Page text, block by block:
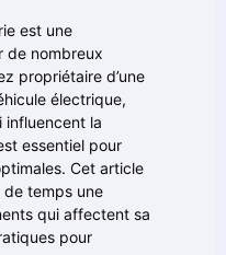
est une
de nombreux
propriétaire d’une
électrique,
influencent la
essentiel pour
Cet article
temps une
qui affectent sa
pour